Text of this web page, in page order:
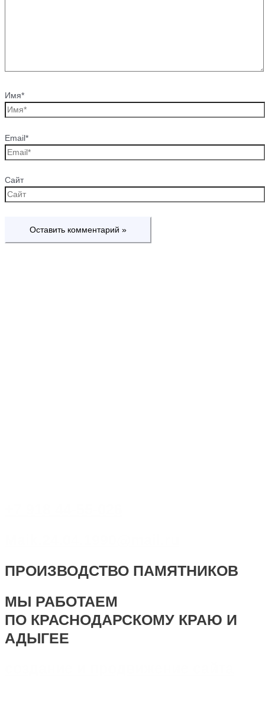
Имя*
Email*
Сайт
ПРОИЗВОДСТВО ПАМЯТНИКОВ
МЫ РАБОТАЕМ
ПО КРАСНОДАРСКОМУ КРАЮ И
АДЫГЕЕ